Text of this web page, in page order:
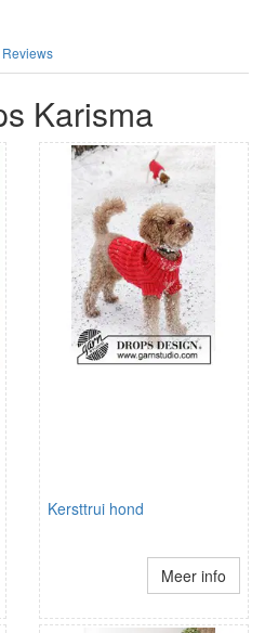
Reviews
Karisma
Kersttrui hond
Meer info